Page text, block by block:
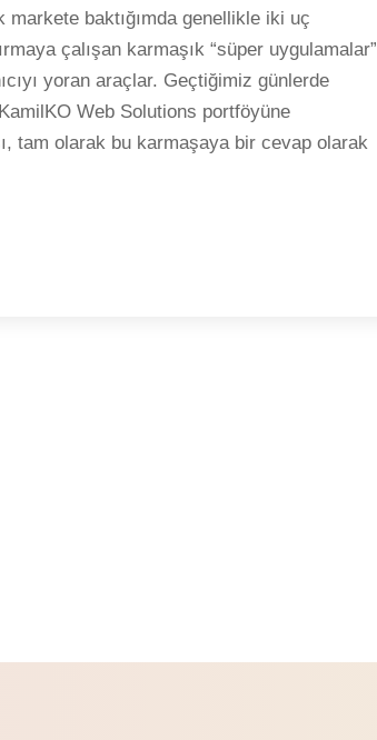
baktığımda genellikle iki uç
çalışan karmaşık “süper uygulamalar”
yoran araçlar. Geçtiğimiz günlerde
Web Solutions portföyüne
tam olarak bu karmaşaya bir cevap olarak